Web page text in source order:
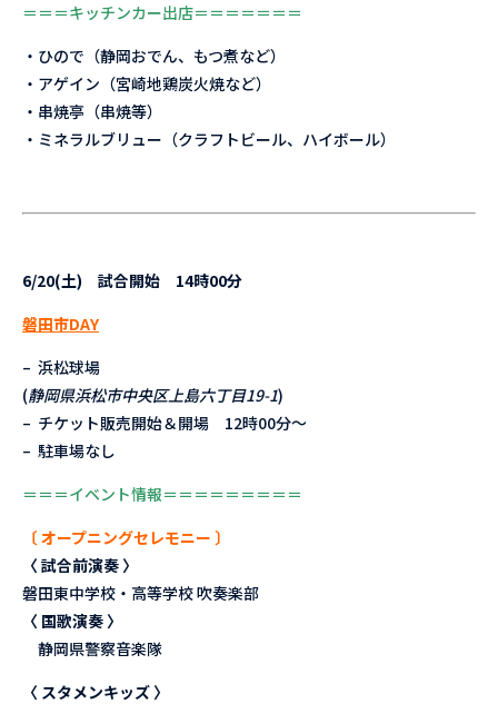
＝＝＝キッチンカー出店＝＝＝＝＝＝＝
・ひので（静岡おでん、もつ煮など）
・アゲイン（宮崎地鶏炭火焼など）
・串焼亭（串焼等）
・ミネラルブリュー（クラフトビール、ハイボール）
6/20(土) 試合開始 14時00分
磐田市DAY
– 浜松球場
(静岡県浜松市中央区上島六丁目19-1)
– チケット販売開始＆開場 12時00分〜
– 駐車場なし
＝＝＝イベント情報＝＝＝＝＝＝＝＝＝
〔 オープニングセレモニー 〕
〈 試合前演奏 〉
磐田東中学校・高等学校 吹奏楽部
〈 国歌演奏 〉
静岡県警察音楽隊
〈 スタメンキッズ 〉